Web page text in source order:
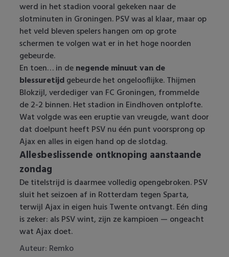
werd in het stadion vooral gekeken naar de
slotminuten in Groningen. PSV was al klaar, maar op
het veld bleven spelers hangen om op grote
schermen te volgen wat er in het hoge noorden
gebeurde.
En toen… in denegende minuut van de
blessuretijdgebeurde het ongelooflijke. Thijmen
Blokzijl, verdediger van FC Groningen, frommelde
de 2-2 binnen. Het stadion in Eindhoven ontplofte.
Wat volgde was een eruptie van vreugde, want door
dat doelpunt heeft PSV nu één punt voorsprong op
Ajax en alles in eigen hand op de slotdag.
Allesbeslissende ontknoping aanstaande
zondag
De titelstrijd is daarmee volledig opengebroken. PSV
sluit het seizoen af in Rotterdam tegen Sparta,
terwijl Ajax in eigen huis Twente ontvangt. Eén ding
is zeker: als PSV wint, zijn ze kampioen — ongeacht
wat Ajax doet.
Auteur: Remko